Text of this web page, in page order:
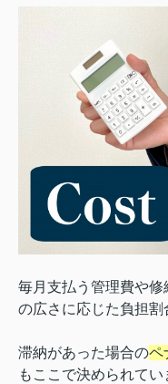
毎月支払う管理費や修
の広さに応じた負担割
滞納があった場合のペ
もここで決められてい